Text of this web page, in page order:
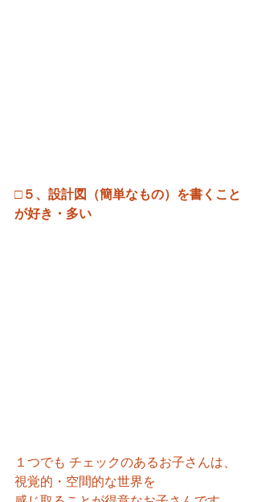
□５、設計図（簡単なもの）を書くこと
が好き・多い
１つでも チェックのあるお子さんは、
視覚的・空間的な世界を